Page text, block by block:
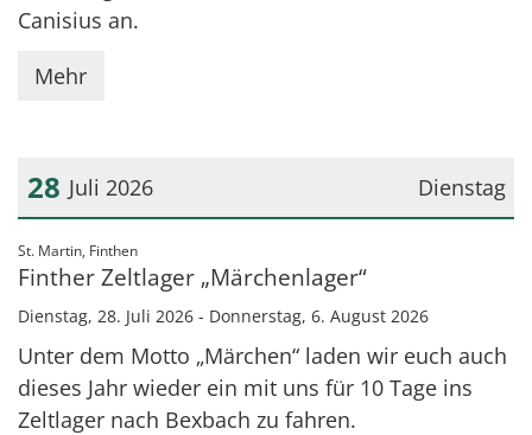
Canisius an.
Mehr
Dienstag
28 Juli 2026
Datum: 28. Juli 2026
St. Martin, Finthen:
Finther Zeltlager „Märchenlager“
Dienstag, 28. Juli 2026 - Donnerstag, 6. August 2026
Unter dem Motto „Märchen“ laden wir euch auch
dieses Jahr wieder ein mit uns für 10 Tage ins
Zeltlager nach Bexbach zu fahren.